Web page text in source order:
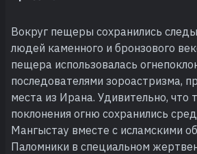
Вокруг пещеры сохранились
людей каменного и бронзового
пещера использовалась
последователями зороастризма,
места из Ирана. Удивительно, что
поклонения огню сохранились
Мангыстау вместе с исламскими
Паломники в специальном